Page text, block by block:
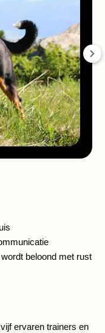
beloond met rust
ervaren trainers en